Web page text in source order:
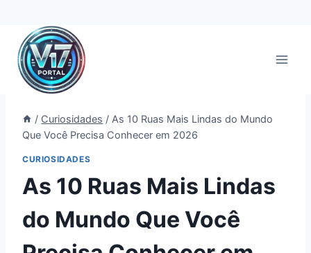
Pular
para
Conteúdo
/ Curiosidades / As 10 Ruas Mais Lindas do Mundo
Que Você Precisa Conhecer em 2026
CURIOSIDADES
As 10 Ruas Mais Lindas
do Mundo Que Você